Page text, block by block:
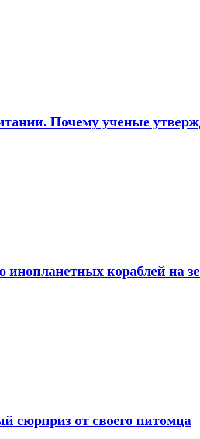
Почему ученые
кораблей на
сюрприз от своего питомца